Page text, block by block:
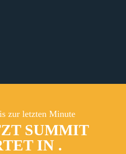
zur letzten Minute
SUMMIT
IN .